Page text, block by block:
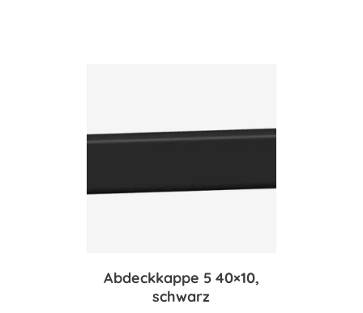
Abdeckkappe 5 40×10,
schwarz